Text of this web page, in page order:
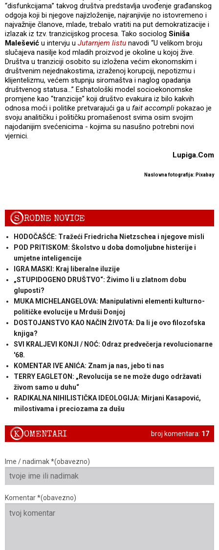
“disfunkcijama” takvog društva predstavlja uvođenje građanskog
odgoja koji bi njegove najizloženije, najranjivije no istovremeno i
najvažnije članove, mlade, trebalo vratiti na put demokratizacije i
izlazak iz tzv. tranzicijskog procesa. Tako sociolog Siniša
Malešević u intervju u Jutarnjem listu navodi “U velikom broju
slučajeva nasilje kod mladih proizvod je okoline u kojoj žive.
Društva u tranziciji osobito su izložena većim ekonomskim i
društvenim nejednakostima, izraženoj korupciji, nepotizmu i
klijentelizmu, većem stupnju siromaštva i naglog opadanja
društvenog statusa...” Eshatološki model socioekonomske
promjene kao “tranzicije” koji društvo evakuira iz bilo kakvih
odnosa moći i politike pretvarajući ga u fait accompli pokazao je
svoju analitičku i političku promašenost svima osim svojim
najodanijim svećenicima - kojima su nasušno potrebni novi
vjernici.
Lupiga.Com
Naslovna fotografija: Pixabay
SRODNE NOVICE
HODOČAŠĆE: Tražeći Friedricha Nietzschea i njegove misli
POD PRITISKOM: Školstvo u doba domoljubne histerije i
umjetne inteligencije
IGRA MASKI: Kraj liberalne iluzije
„STUPIDOGENO DRUŠTVO“: Živimo li u zlatnom dobu
gluposti?
MUKA MICHELANGELOVA: Manipulativni elementi kulturno-
političke evolucije u Mrduši Donjoj
DOSTOJANSTVO KAO NAČIN ŽIVOTA: Da li je ovo filozofska
knjiga?
SVI KRALJEVI KONJI / NOĆ: Odraz predvečerja revolucionarne
'68.
KOMENTAR IVE ANIĆA: Znam ja nas, jebo ti nas
TERRY EAGLETON: „Revolucija se ne može dugo održavati
živom samo u duhu“
RADIKALNA NIHILISTIČKA IDEOLOGIJA: Mirjani Kasapović,
milostivama i preciozama za dušu
broj komentara: 17
KOMENTARI
Ime / nadimak *(obavezno)
Komentar *(obavezno)